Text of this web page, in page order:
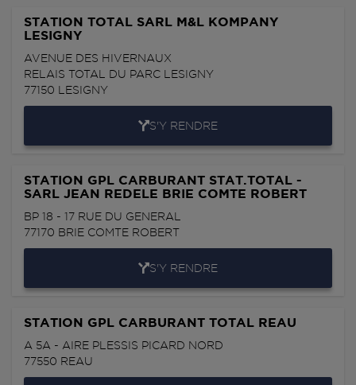
STATION TOTAL SARL M&L KOMPANY
LESIGNY
AVENUE DES HIVERNAUX
RELAIS TOTAL DU PARC LESIGNY
77150 LESIGNY
S'Y RENDRE
STATION GPL CARBURANT STAT.TOTAL -
SARL JEAN REDELE BRIE COMTE ROBERT
BP 18 - 17 RUE DU GENERAL
77170 BRIE COMTE ROBERT
S'Y RENDRE
STATION GPL CARBURANT TOTAL REAU
A 5A - AIRE PLESSIS PICARD NORD
77550 REAU